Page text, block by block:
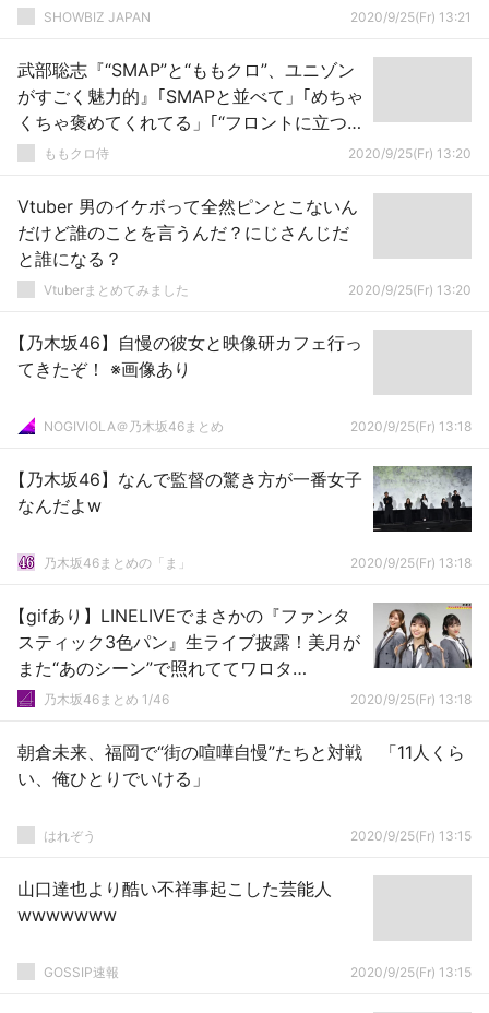
出演決定
SHOWBIZ JAPAN 2020/9/25(Fr) 13:21
武部聡志『“SMAP”と“ももクロ”、ユニゾン
がすごく魅力的』｢SMAPと並べて」｢めちゃ
くちゃ褒めてくれてる」｢“フロントに立つ人
論”で真っ先にももクロとSMAP」
ももクロ侍 2020/9/25(Fr) 13:20
Vtuber 男のイケボって全然ピンとこないん
だけど誰のことを言うんだ？にじさんじだ
と誰になる？
Vtuberまとめてみました 2020/9/25(Fr) 13:20
【乃木坂46】自慢の彼女と映像研カフェ行っ
てきたぞ！ ※画像あり
NOGIVIOLA＠乃木坂46まとめ 2020/9/25(Fr) 13:18
【乃木坂46】なんで監督の驚き方が一番女子
なんだよw
乃木坂46まとめの「ま」 2020/9/25(Fr) 13:18
【gifあり】LINELIVEでまさかの『ファンタ
スティック3色パン』生ライブ披露！美月が
また“あのシーン”で照れててワロタ
wwwwww【乃木坂46】
乃木坂46まとめ 1/46 2020/9/25(Fr) 13:18
朝倉未来、福岡で“街の喧嘩自慢”たちと対戦 「11人くら
い、俺ひとりでいける」
はれぞう 2020/9/25(Fr) 13:15
山口達也より酷い不祥事起こした芸能人
wwwwwww
GOSSIP速報 2020/9/25(Fr) 13:15